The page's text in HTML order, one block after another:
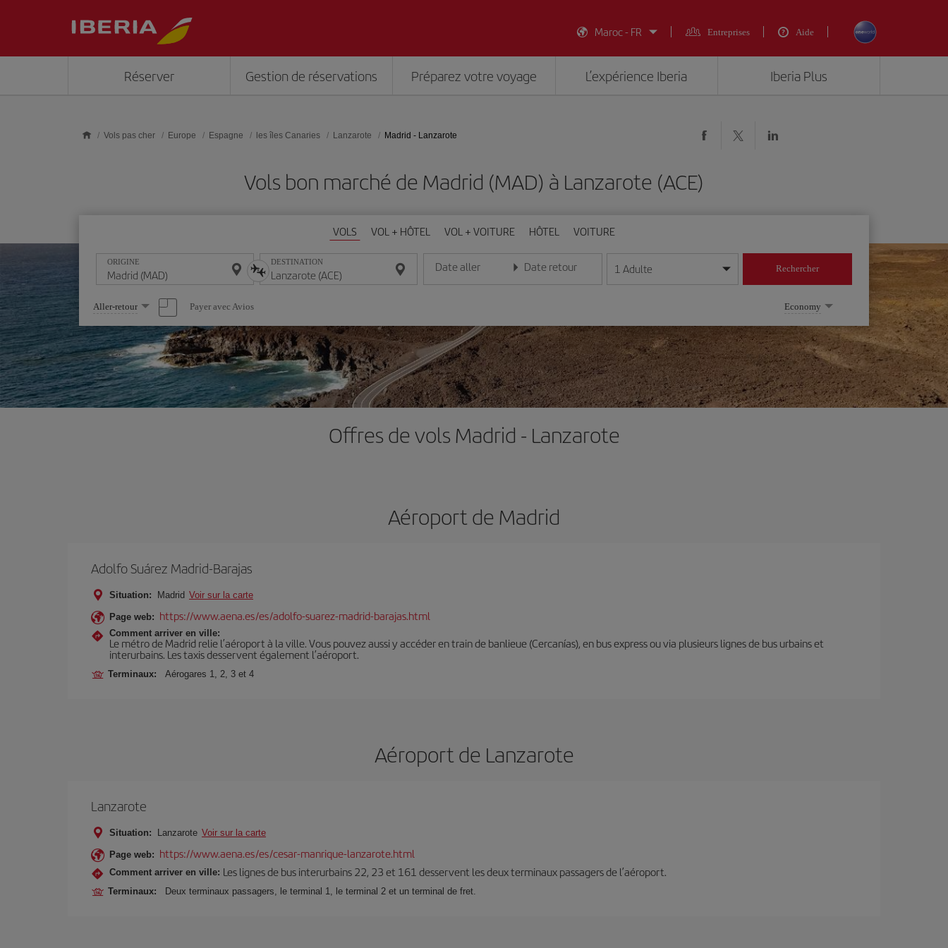
Maroc - FR
Entreprises Aide
Réserver Gestion de réservations Préparez votre voyage L’expérience Iberia Iberia Plus
Vols pas cher Europe Espagne les îles Canaries Lanzarote Madrid - Lanzarote
Vols bon marché de Madrid (MAD) à Lanzarote (ACE)
VOLS VOL + HÔTEL VOL + VOITURE HÔTEL VOITURE
ORIGINE DESTINATION Date aller
Entrez la date au format jour/mois/année
Date retour
Entrez la date au format jour/mois/année
1 Adulte Rechercher
Sélectionnez
une
option
Aller-retour Payer avec Avios Economy
Offres de vols Madrid - Lanzarote
Aéroport de Madrid
Adolfo Suárez Madrid-Barajas
Situation: Madrid Voir sur la carte
Page web: https://www.aena.es/es/adolfo-suarez-madrid-barajas.html
Comment arriver en ville:
Le métro de Madrid relie l’aéroport à la ville. Vous pouvez aussi y accéder en train de banlieue (Cercanías), en bus express ou via plusieurs lignes de bus urbains et
interurbains. Les taxis desservent également l’aéroport.
Terminaux: Aérogares 1, 2, 3 et 4
Aéroport de Lanzarote
Lanzarote
Situation: Lanzarote Voir sur la carte
Page web: https://www.aena.es/es/cesar-manrique-lanzarote.html
Comment arriver en ville: Les lignes de bus interurbains 22, 23 et 161 desservent les deux terminaux passagers de l’aéroport.
Terminaux: Deux terminaux passagers, le terminal 1, le terminal 2 et un terminal de fret.